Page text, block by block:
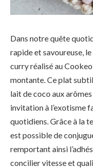
Dans notre quête
rapide et savoureuse,
curry réalisé au
montante. Ce plat
lait de coco aux
invitation à l’exotisme
quotidiens. Grâce à la
est possible de
remportant ainsi
concilier vitesse et